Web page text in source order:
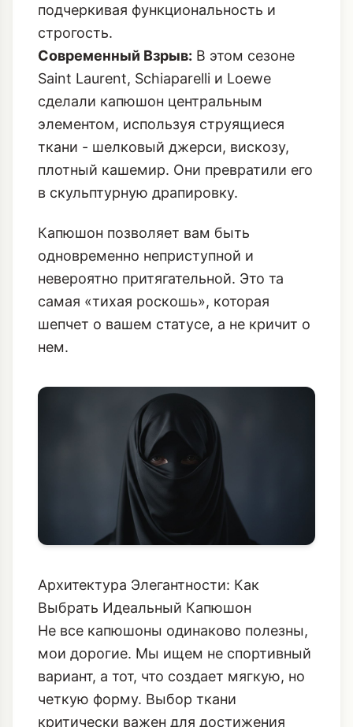
подчеркивая функциональность и
строгость.
Современный Взрыв: В этом сезоне
Saint Laurent, Schiaparelli и Loewe
сделали капюшон центральным
элементом, используя струящиеся
ткани - шелковый джерси, вискозу,
плотный кашемир. Они превратили его
в скульптурную драпировку.
Капюшон позволяет вам быть
одновременно неприступной и
невероятно притягательной. Это та
самая «тихая роскошь», которая
шепчет о вашем статусе, а не кричит о
нем.
Архитектура Элегантности: Как
Выбрать Идеальный Капюшон
Не все капюшоны одинаково полезны,
мои дорогие. Мы ищем не спортивный
вариант, а тот, что создает мягкую, но
четкую форму. Выбор ткани
критически важен для достижения